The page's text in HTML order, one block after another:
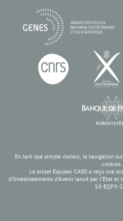
En tant que simple visiteur, la navigation
cookies.
Le projet Equipex CASD a reçu une
d’Investissements d’Avenir lancé par l’Etat et
10-EQPX-